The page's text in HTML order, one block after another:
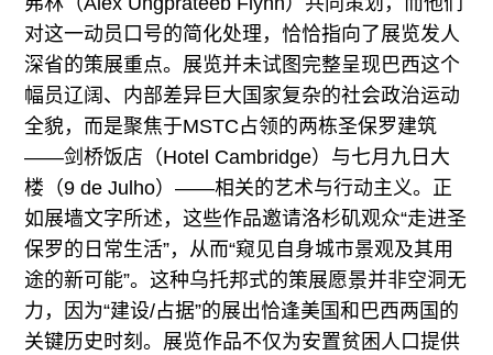
对这一动员口号的简化处理，恰恰指向了展览发人
深省的策展重点。展览并未试图完整呈现巴西这个
幅员辽阔、内部差异巨大国家复杂的社会政治运动
全貌，而是聚焦于MSTC占领的两栋圣保罗建筑
——剑桥饭店（Hotel Cambridge）与七月九日大
楼（9 de Julho）——相关的艺术与行动主义。正
如展墙文字所述，这些作品邀请洛杉矶观众“走进圣
保罗的日常生活”，从而“窥见自身城市景观及其用
途的新可能”。这种乌托邦式的策展愿景并非空洞无
力，因为“建设/占据”的展出恰逢美国和巴西两国的
关键历史时刻。展览作品不仅为安置贫困人口提供